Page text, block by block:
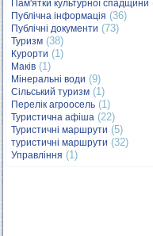
Пам'ятки культурної спадщини
Публічна інформація (36)
Публічні документи (73)
Туризм (38)
Курорти (1)
Маків (1)
Мінеральні води (9)
Сільський туризм (1)
Перелік агроосель (1)
Туристична афіша (22)
Туристичні маршрути (5)
туристичні маршрути (32)
Управління (1)